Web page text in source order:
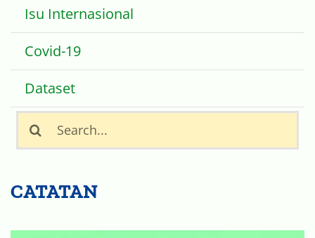
Isu Internasional
Covid-19
Dataset
Search
for:
CATATAN